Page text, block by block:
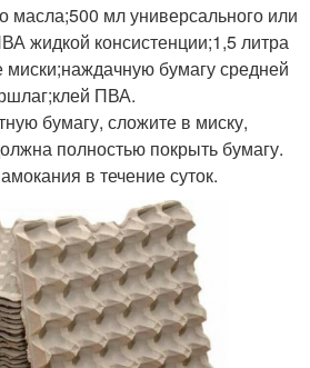
масла;500 мл универсального или
жидкой консистенции;1,5 литра
бумагу средней
ПВА.
бумагу, сложите в миску,
полностью покрыть бумагу.
в течение суток.